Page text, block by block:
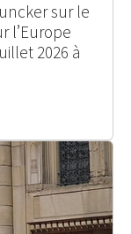
sur le
l’Europe
2026 à